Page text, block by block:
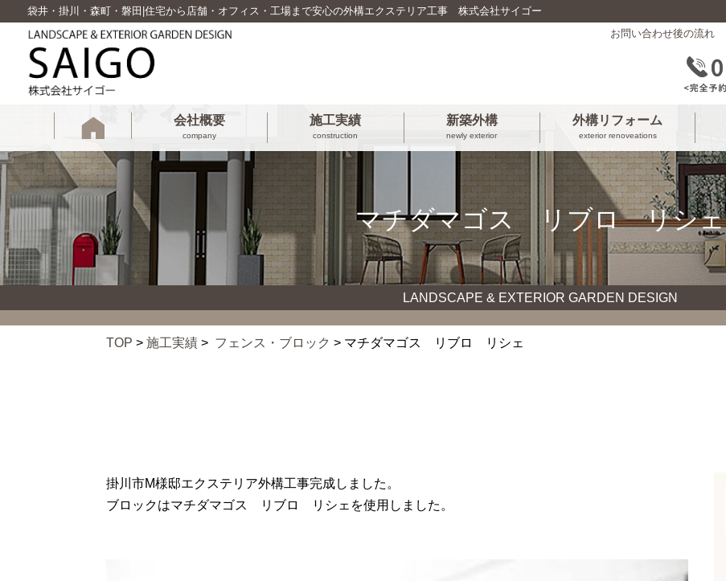
袋井・掛川・森町・磐田|住宅から店舗・オフィス・工場まで安心の外構エクステリア工事 株式会社サイゴー
お問い合わせ後の流れ
会社概要
company
施工実績
construction
新築外構
newly exterior
外構リフォーム
exterior renoveations
マチダマゴス リブロ リシェ
LANDSCAPE & EXTERIOR GARDEN DESIGN
TOP > 施工実績 > フェンス・ブロック > マチダマゴス リブロ リシェ
掛川市M様邸エクステリア外構工事完成しました。
ブロックはマチダマゴス リブロ リシェを使用しました。